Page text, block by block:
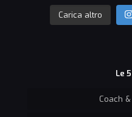
Carica altro
Le
Coach